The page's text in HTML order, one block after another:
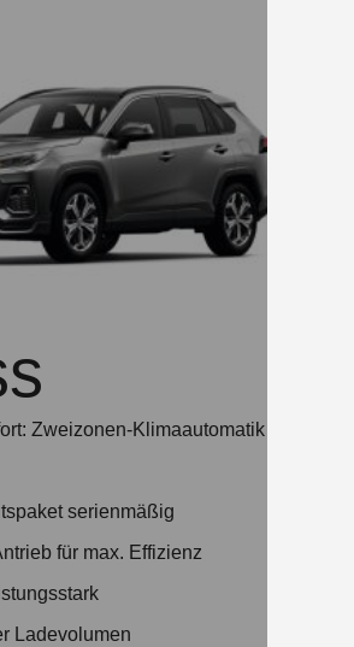
Zweizonen-Klimaautomatik &
serienmäßig
für max. Effizienz
Ladevolumen